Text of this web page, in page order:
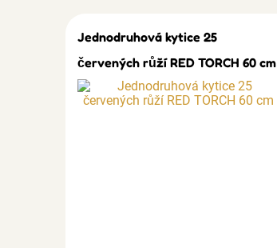
Jednodruhová kytice 25
červených růží RED TORCH 60 cm